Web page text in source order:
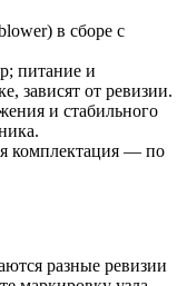
в сборе с
питание и
зависят от ревизии.
и стабильного
комплектация — по
разные ревизии